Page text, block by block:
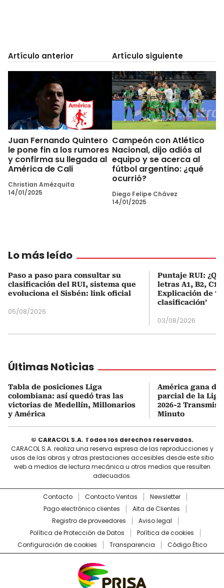
Artículo anterior
Juan Fernando Quintero
le pone fin a los rumores
y confirma su llegada al
América de Cali
Christian Amézquita
14/01/2025
Artículo siguiente
Campeón con Atlético
Nacional, dijo adiós al
equipo y se acerca al
fútbol argentino: ¿qué
ocurrió?
Diego Felipe Chávez
14/01/2025
Lo más leído
Paso a paso para consultar su
clasificación del RUI, sistema que
evoluciona el Sisbén: link oficial
05/08/2026
Puntaje RUI:
letras A1, B2, C1
Explicación de
clasificación’
03/08/2026
Últimas Noticias
Tabla de posiciones Liga
colombiana: así quedó tras las
victorias de Medellín, Millonarios
y América
América gana
parcial de la
2026-2
Minuto
© CARACOL S.A. Todos los derechos reservados.
CARACOL S.A. realiza una reserva expresa de las reproducciones y
usos de las obras y otras prestaciones accesibles desde este sitio
web a medios de lectura mecánica u otros medios que resulten
adecuados.
Contacto Contacto Ventas
Newsletter
Pago electrónico clientes
Alta de Clientes
Registro de proveedores
Aviso legal
Política de Protección de Datos
Política de cookies
Configuración de cookies
Transparencia Código Ético